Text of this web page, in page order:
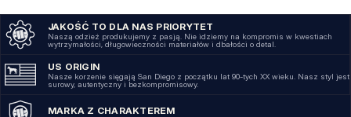
JAKOŚĆ TO DLA NAS PRIORYTET
Naszą odzież produkujemy z pasją. Nie idziemy na kompromis w kwestiach
wytrzymałości, długowieczności materiałów i dbałości o detal.
US ORIGIN
Nasze korzenie sięgają San Diego z początku lat 90-tych XX wieku. Nasz styl jest
surowy, autentyczny i bezkompromisowy.
MARKA Z CHARAKTEREM